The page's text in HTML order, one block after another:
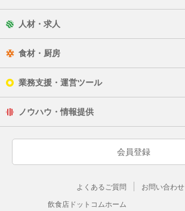
人材・求人
食材・厨房
業務支援・運営ツール
ノウハウ・情報提供
会員登録
よくあるご質問 お問い合わせ
飲食店ドットコムホーム